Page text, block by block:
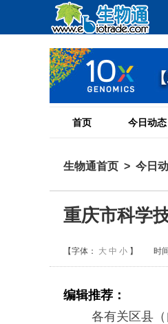
首页 今日动态
生物通首页 > 今日
重庆市科学
【字体： 大 中 小 】 时
编辑推荐：
各有关区县（自